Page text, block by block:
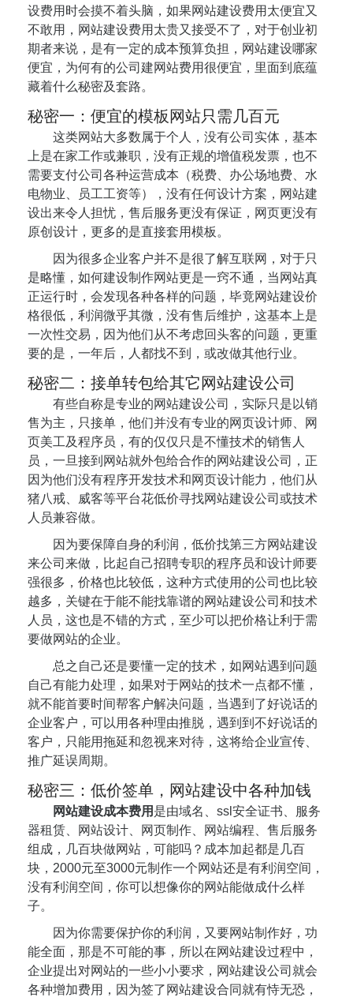
设费用时会摸不着头脑，如果网站建设费用太便宜又
不敢用，网站建设费用太贵又接受不了，对于创业初
期者来说，是有一定的成本预算负担，网站建设哪家
便宜，为何有的公司建网站费用很便宜，里面到底蕴
藏着什么秘密及套路。
秘密一：便宜的模板网站只需几百元
这类网站大多数属于个人，没有公司实体，基本
上是在家工作或兼职，没有正规的增值税发票，也不
需要支付公司各种运营成本（税费、办公场地费、水
电物业、员工工资等），没有任何设计方案，网站建
设出来令人担忧，售后服务更没有保证，网页更没有
原创设计，更多的是直接套用模板。
因为很多企业客户并不是很了解互联网，对于只
是略懂，如何建设制作网站更是一窍不通，当网站真
正运行时，会发现各种各样的问题，毕竟网站建设价
格很低，利润微乎其微，没有售后维护，这基本上是
一次性交易，因为他们从不考虑回头客的问题，更重
要的是，一年后，人都找不到，或改做其他行业。
秘密二：接单转包给其它网站建设公司
有些自称是专业的网站建设公司，实际只是以销
售为主，只接单，他们并没有专业的网页设计师、网
页美工及程序员，有的仅仅只是不懂技术的销售人
员，一旦接到网站就外包给合作的网站建设公司，正
因为他们没有程序开发技术和网页设计能力，他们从
猪八戒、威客等平台花低价寻找网站建设公司或技术
人员兼容做。
因为要保障自身的利润，低价找第三方网站建设
来公司来做，比起自己招聘专职的程序员和设计师要
强很多，价格也比较低，这种方式使用的公司也比较
越多，关键在于能不能找靠谱的网站建设公司和技术
人员，这也是不错的方式，至少可以把价格让利于需
要做网站的企业。
总之自己还是要懂一定的技术，如网站遇到问题
自己有能力处理，如果对于网站的技术一点都不懂，
就不能首要时间帮客户解决问题，当遇到了好说话的
企业客户，可以用各种理由推脱，遇到到不好说话的
客户，只能用拖延和忽视来对待，这将给企业宣传、
推广延误周期。
秘密三：低价签单，网站建设中各种加钱
网站建设成本费用 是由域名、ssl安全证书、服务
器租赁、网站设计、网页制作、网站编程、售后服务
组成，几百块做网站，可能吗？成本加起都是几百
块，2000元至3000元制作一个网站还是有利润空间，
没有利润空间，你可以想像你的网站能做成什么样
子。
因为你需要保护你的利润，又要网站制作好，功
能全面，那是不可能的事，所以在网站建设过程中，
企业提出对网站的一些小小要求，网站建设公司就会
各种增加费用，因为签了网站建设合同就有恃无恐，